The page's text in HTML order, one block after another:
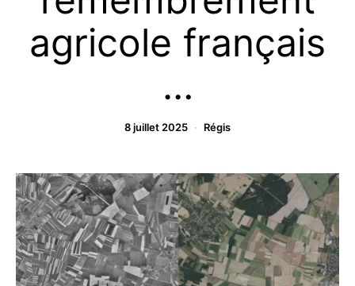
agricole français
…
8 juillet 2025 Régis